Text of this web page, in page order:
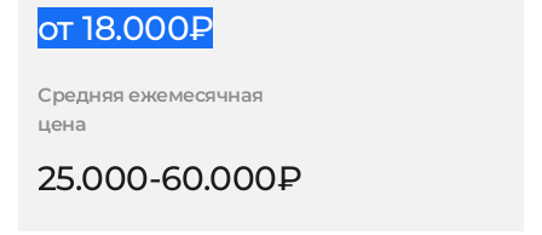
от 18.000₽
Средняя ежемесячная
цена
25.000-60.000₽